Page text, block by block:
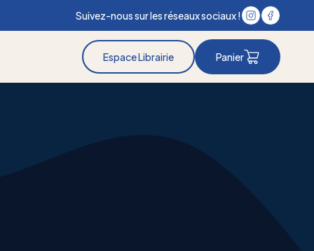
Suivez-nous sur les réseaux sociaux !
Espace Librairie Panier